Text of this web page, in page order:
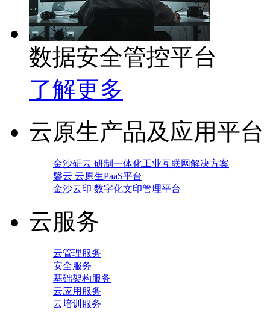
数据安全管控平台
了解更多
云原生产品及应用平台
金沙研云 研制一体化工业互联网解决方案
磐云 云原生PaaS平台
金沙云印 数字化文印管理平台
云服务
云管理服务
安全服务
基础架构服务
云应用服务
云培训服务